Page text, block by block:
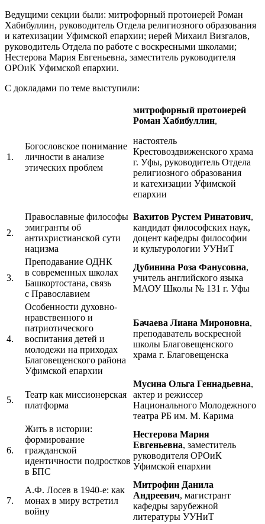
Ведущими секции были: митрофорный протоиерей Роман
Хабибуллин, руководитель Отдела религиозного образования
и катехизации Уфимской епархии; иерей Михаил Визгалов,
руководитель Отдела по работе с воскресными школами;
Нестерова Мария Евгеньевна, заместитель руководителя
ОРОиК Уфимской епархии.
С докладами по теме выступили:
1.
Богословское понимание
личности в анализе
этических проблем
митрофорный протоиерей
Роман Хабибуллин,
настоятель
Крестовоздвиженского храма
г. Уфы, руководитель Отдела
религиозного образования
и катехизации Уфимской
епархии
2.
Православные философы
эмигранты об
антихристианской сути
нацизма
Вахитов Рустем Ринатович,
кандидат философских наук,
доцент кафедры философии
и культурологии УУНиТ
3.
Преподавание ОДНК
в современных школах
Башкортостана, связь
с Православием
Дубинина Роза Фанусовна,
учитель английского языка
МАОУ Школы № 131 г. Уфы
4.
Особенности духовно-
нравственного и
патриотического
воспитания детей и
молодежи на приходах
Благовещенского района
Уфимской епархии
Бачаева Лиана Мироновна,
преподаватель воскресной
школы Благовещенского
храма г. Благовещенска
5.
Театр как миссионерская
платформа
Мусина Ольга Геннадьевна,
актер и режиссер
Национального Молодежного
театра РБ им. М. Карима
6.
Жить в истории:
формирование
гражданской
идентичности подростков
в БПС
Нестерова Мария
Евгеньевна, заместитель
руководителя ОРОиК
Уфимской епархии
7.
А.Ф. Лосев в 1940-е: как
монах в миру встретил
войну
Митрофин Данила
Андреевич, магистрант
кафедры зарубежной
литературы УУНиТ